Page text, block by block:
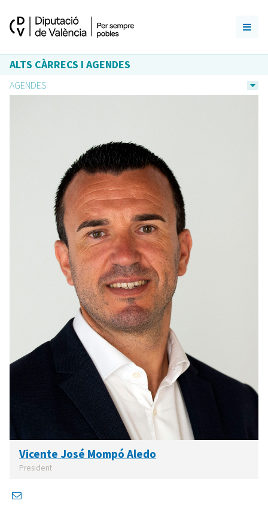
ALTS CÀRRECS I AGENDES
AGENDES
Vicente José Mompó Aledo
President